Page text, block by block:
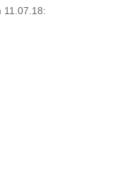
11.07.18: